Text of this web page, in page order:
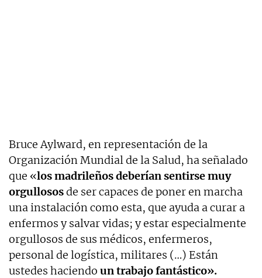
Bruce Aylward, en representación de la
Organización Mundial de la Salud, ha señalado
que «los madrileños deberían sentirse muy
orgullososde ser capaces de poner en marcha
una instalación como esta, que ayuda a curar a
enfermos y salvar vidas; y estar especialmente
orgullosos de sus médicos, enfermeros,
personal de logística, militares (…) Están
ustedes haciendo un trabajo fantástico».